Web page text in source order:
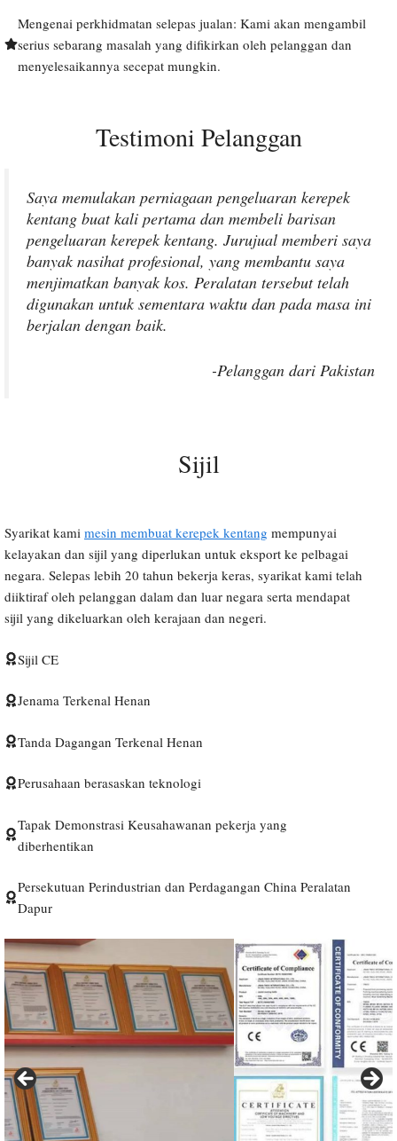
Mengenai perkhidmatan selepas jualan: Kami akan mengambil
serius sebarang masalah yang difikirkan oleh pelanggan dan
menyelesaikannya secepat mungkin.
Testimoni Pelanggan
Saya memulakan perniagaan pengeluaran kerepek
kentang buat kali pertama dan membeli barisan
pengeluaran kerepek kentang. Jurujual memberi saya
banyak nasihat profesional, yang membantu saya
menjimatkan banyak kos. Peralatan tersebut telah
digunakan untuk sementara waktu dan pada masa ini
berjalan dengan baik.
-Pelanggan dari Pakistan
Sijil
Syarikat kami mesin membuat kerepek kentang mempunyai
kelayakan dan sijil yang diperlukan untuk eksport ke pelbagai
negara. Selepas lebih 20 tahun bekerja keras, syarikat kami telah
diiktiraf oleh pelanggan dalam dan luar negara serta mendapat
sijil yang dikeluarkan oleh kerajaan dan negeri.
Sijil CE
Jenama Terkenal Henan
Tanda Dagangan Terkenal Henan
Perusahaan berasaskan teknologi
Tapak Demonstrasi Keusahawanan pekerja yang
diberhentikan
Persekutuan Perindustrian dan Perdagangan China Peralatan
Dapur